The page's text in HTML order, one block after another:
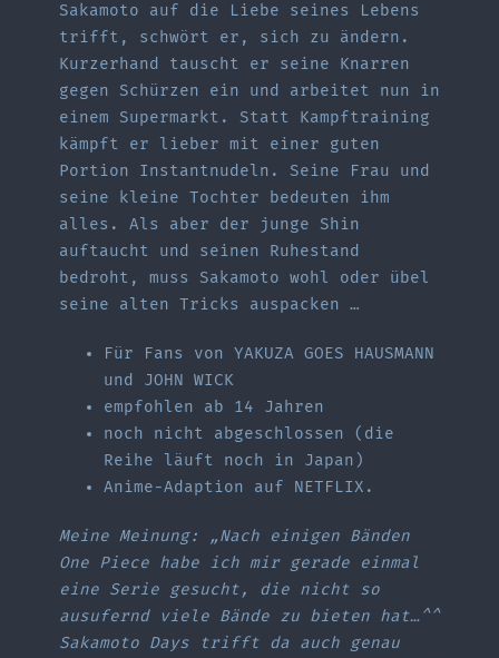
Sakamoto auf die Liebe seines Lebens
trifft, schwört er, sich zu ändern.
Kurzerhand tauscht er seine Knarren
gegen Schürzen ein und arbeitet nun in
einem Supermarkt. Statt Kampftraining
kämpft er lieber mit einer guten
Portion Instantnudeln. Seine Frau und
seine kleine Tochter bedeuten ihm
alles. Als aber der junge Shin
auftaucht und seinen Ruhestand
bedroht, muss Sakamoto wohl oder übel
seine alten Tricks auspacken …
Für Fans von YAKUZA GOES HAUSMANN
und JOHN WICK
empfohlen ab 14 Jahren
noch nicht abgeschlossen (die
Reihe läuft noch in Japan)
Anime-Adaption auf NETFLIX.
Meine Meinung: „Nach einigen Bänden
One Piece habe ich mir gerade einmal
eine Serie gesucht, die nicht so
ausufernd viele Bände zu bieten hat…^^
Sakamoto Days trifft da auch genau